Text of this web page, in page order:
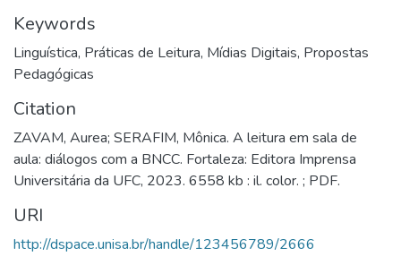
Keywords
Linguística, Práticas de Leitura, Mídias Digitais, Propostas
Pedagógicas
Citation
ZAVAM, Aurea; SERAFIM, Mônica. A leitura em sala de
aula: diálogos com a BNCC. Fortaleza: Editora Imprensa
Universitária da UFC, 2023. 6558 kb : il. color. ; PDF.
URI
http://dspace.unisa.br/handle/123456789/2666